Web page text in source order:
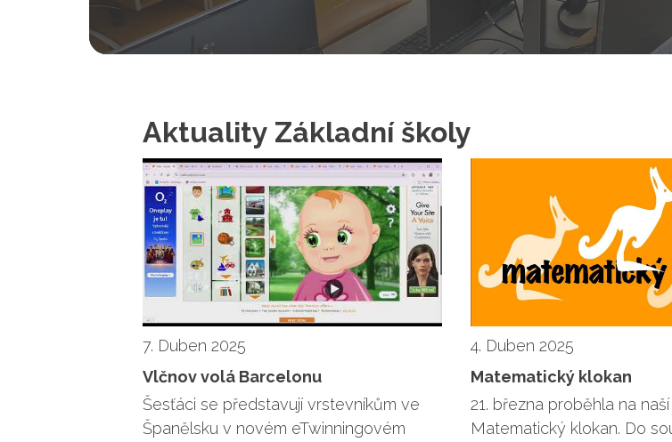
Aktuality Základní školy
7. Duben 2025
Vlčnov volá Barcelonu
Šesťáci se představují vrstevníkům ve
Španělsku v novém eTwinningovém
4. Duben 2025
Matematický klokan
21. března proběhla na
Matematický klokan. Do